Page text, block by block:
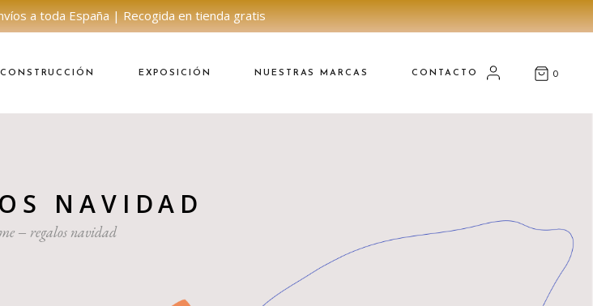
a toda España | Recogida en tienda gratis
EXPOSICIÓN NUESTRAS MARCAS CONTACTO 0
NAVIDAD
regalos navidad